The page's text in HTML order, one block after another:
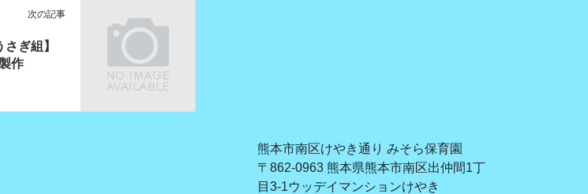
次の記事
ぎ組】
作
熊本市南区けやき通り みそら保育園
〒862-0963 熊本県熊本市南区出仲間1丁
目3-1ウッデイマンションけやき